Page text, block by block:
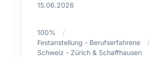
15.06.2026
100%
Festanstellung - Berufserfahrene
Schweiz - Zürich & Schaffhausen